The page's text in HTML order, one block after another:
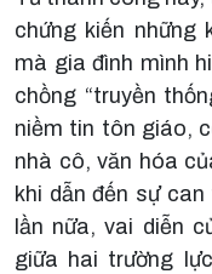
chứng kiến những
mà gia đình mình
chồng “truyền
niềm tin tôn giáo,
nhà cô, văn hóa
khi dẫn đến sự
lần nữa, vai diễn
giữa hai trường